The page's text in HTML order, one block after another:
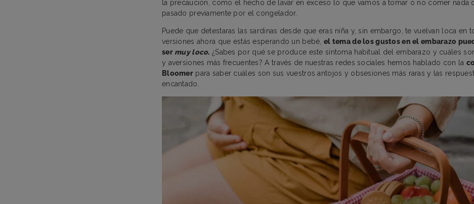
la precaución, como el hecho de lavar en exceso lo que vamos a tomar o no comer nada
pasado previamente por el congelador.
Puede que detestaras las sardinas desde que eras niña y, sin embargo, te vuelvan loca en
versiones ahora que estás esperando un bebé, el tema de los gustos en el embarazo
ser muy loco. ¿Sabes por qué se produce este síntoma habitual del embarazo y cuáles
y aversiones más frecuentes? A través de nuestras redes sociales hemos hablado con la
Bloomer para saber cuáles son sus vuestros antojos y obsesiones más raras y las
encantado.